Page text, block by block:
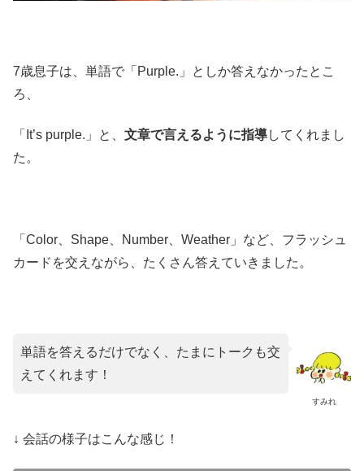
7歳息子は、単語で「Purple.」としか答えなかったとこ
ろ、
「It’s purple.」と、 文章で言えるように指導してくれまし
た。
「Color、Shape、Number、Weather」など、フラッシュ
カードを交えながら、たくさん答えていきました。
すみれ
単語を答えるだけでなく、たまにトークも交
えてくれます！
↓ 会話の様子はこんな感じ！